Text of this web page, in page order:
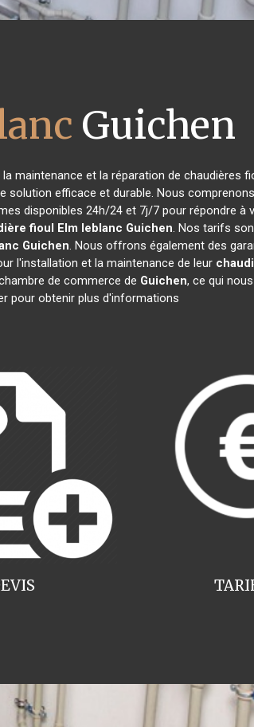
Guichen
maintenance et la réparation de chaudières
efficace et durable. Nous
disponibles 24h/24 et 7j/7 pour répondre à
fioul Elm leblanc Guichen. Nos tarifs
Guichen. Nous offrons également des
l'installation et la maintenance de leur
de commerce de Guichen, ce qui
pour obtenir plus d'informations